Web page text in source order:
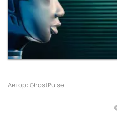
Автор: GhostPulse